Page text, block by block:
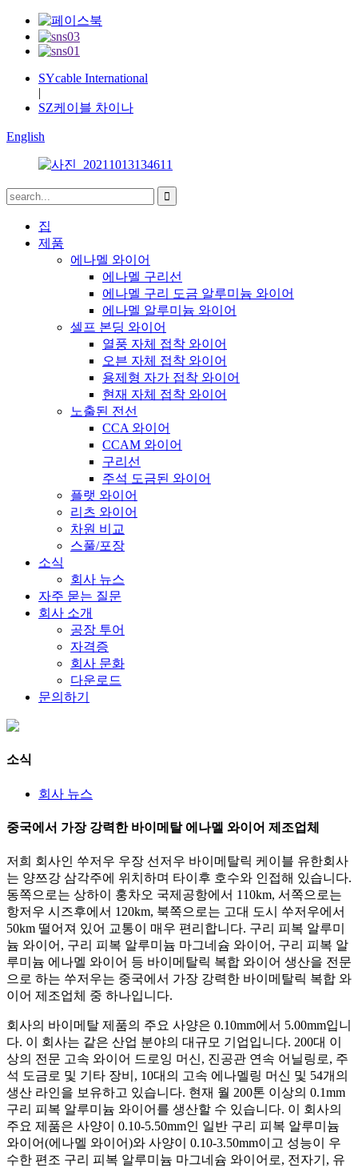
SYcable International
|
SZ케이블 차이나
English
집
제품
에나멜 와이어
에나멜 구리선
에나멜 구리 도금 알루미늄 와이어
에나멜 알루미늄 와이어
셀프 본딩 와이어
열풍 자체 접착 와이어
오븐 자체 접착 와이어
용제형 자가 접착 와이어
현재 자체 접착 와이어
노출된 전선
CCA 와이어
CCAM 와이어
구리선
주석 도금된 와이어
플랫 와이어
리츠 와이어
차원 비교
스풀/포장
소식
회사 뉴스
자주 묻는 질문
회사 소개
공장 투어
자격증
회사 문화
다운로드
문의하기
소식
회사 뉴스
중국에서 가장 강력한 바이메탈 에나멜 와이어 제조업체
저희 회사인 쑤저우 우장 선저우 바이메탈릭 케이블 유한회사
는 양쯔강 삼각주에 위치하며 타이후 호수와 인접해 있습니다.
동쪽으로는 상하이 훙차오 국제공항에서 110km, 서쪽으로는
항저우 시즈후에서 120km, 북쪽으로는 고대 도시 쑤저우에서
50km 떨어져 있어 교통이 매우 편리합니다. 구리 피복 알루미
늄 와이어, 구리 피복 알루미늄 마그네슘 와이어, 구리 피복 알
루미늄 에나멜 와이어 등 바이메탈릭 복합 와이어 생산을 전문
으로 하는 쑤저우는 중국에서 가장 강력한 바이메탈릭 복합 와
이어 제조업체 중 하나입니다.
회사의 바이메탈 제품의 주요 사양은 0.10mm에서 5.00mm입니
다. 이 회사는 같은 산업 분야의 대규모 기업입니다. 200대 이
상의 전문 고속 와이어 드로잉 머신, 진공관 연속 어닐링로, 주
석 도금로 및 기타 장비, 10대의 고속 에나멜링 머신 및 54개의
생산 라인을 보유하고 있습니다. 현재 월 200톤 이상의 0.1mm
구리 피복 알루미늄 와이어를 생산할 수 있습니다. 이 회사의
주요 제품은 사양이 0.10-5.50mm인 일반 구리 피복 알루미늄
와이어(에나멜 와이어)와 사양이 0.10-3.50mm이고 성능이 우
수한 편조 구리 피복 알루미늄 마그네슘 와이어로, 전자기, 유